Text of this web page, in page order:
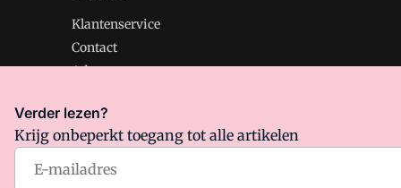
Klantenservice
Contact
Adverteren
Management Support is onderdeel van VMN media.
Algemene Voorwaarden
Verder lezen?
Krijg onbeperkt toegang tot alle artikelen